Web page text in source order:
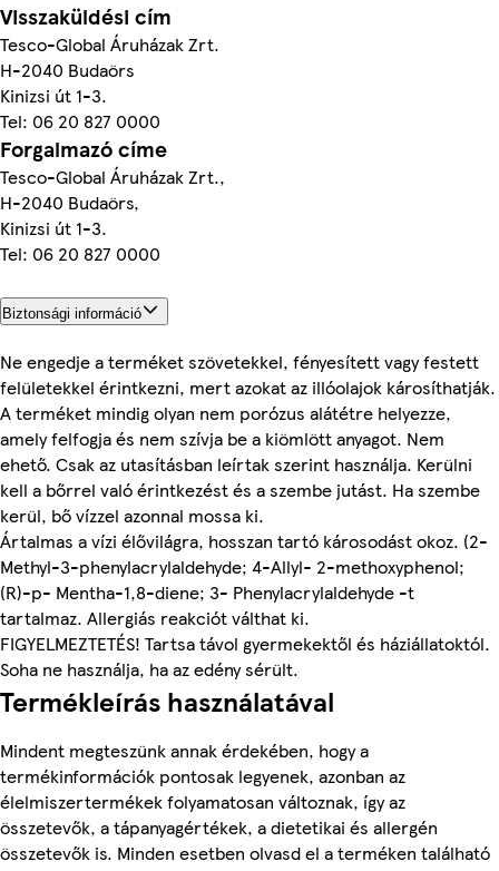
Visszaküldési cím
Tesco-Global Áruházak Zrt.
H-2040 Budaörs
Kinizsi út 1-3.
Tel: 06 20 827 0000
Forgalmazó címe
Tesco-Global Áruházak Zrt.,
H-2040 Budaörs,
Kinizsi út 1-3.
Tel: 06 20 827 0000
Biztonsági információ
Ne engedje a terméket szövetekkel, fényesített vagy festett
felületekkel érintkezni, mert azokat az illóolajok károsíthatják.
A terméket mindig olyan nem porózus alátétre helyezze,
amely felfogja és nem szívja be a kiömlött anyagot. Nem
ehető. Csak az utasításban leírtak szerint használja. Kerülni
kell a bőrrel való érintkezést és a szembe jutást. Ha szembe
kerül, bő vízzel azonnal mossa ki.
Ártalmas a vízi élővilágra, hosszan tartó károsodást okoz. (2-
Methyl-3-phenylacrylaldehyde; 4-Allyl- 2-methoxyphenol;
(R)-p- Mentha-1,8-diene; 3- Phenylacrylaldehyde -t
tartalmaz. Allergiás reakciót válthat ki.
FIGYELMEZTETÉS! Tartsa távol gyermekektől és háziállatoktól.
Soha ne használja, ha az edény sérült.
Termékleírás használatával
Mindent megteszünk annak érdekében, hogy a
termékinformációk pontosak legyenek, azonban az
élelmiszertermékek folyamatosan változnak, így az
összetevők, a tápanyagértékek, a dietetikai és allergén
összetevők is. Minden esetben olvasd el a terméken található